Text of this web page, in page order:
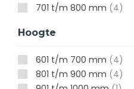
701 t/m 800 mm (4)
Hoogte
601 t/m 700 mm (4)
801 t/m 900 mm (4)